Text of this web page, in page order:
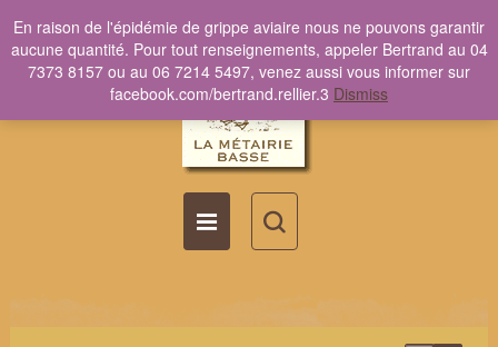
En raison de l'épidémie de grippe aviaire nous ne pouvons garantir
aucune quantité. Pour tout renseignements, appeler Bertrand au 04
7373 8157 ou au 06 7214 5497, venez aussi vous informer sur
facebook.com/bertrand.rellier.3 Dismiss